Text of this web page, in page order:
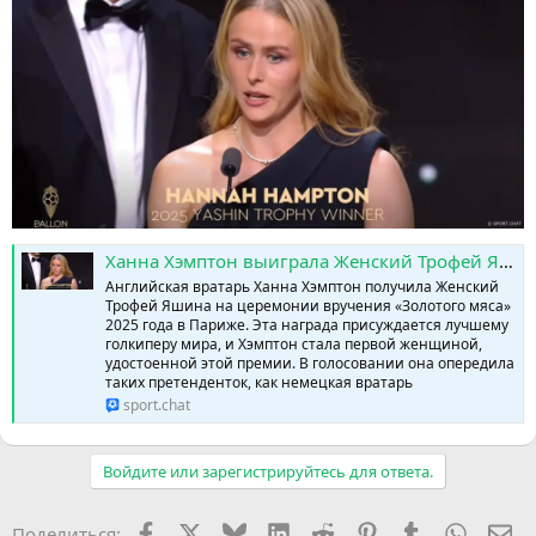
Ханна Хэмптон выиграла Женский Трофей Яшина 2025 года » SPORTCHAT - Новости спорта | Футбол | Онлайн трансляции | Чат | Результаты матчей | Спорт | Прогнозы на спорт
Английская вратарь Ханна Хэмптон получила Женский
Трофей Яшина на церемонии вручения «Золотого мяса»
2025 года в Париже. Эта награда присуждается лучшему
голкиперу мира, и Хэмптон стала первой женщиной,
удостоенной этой премии. В голосовании она опередила
таких претенденток, как немецкая вратарь
sport.chat
Войдите или зарегистрируйтесь для ответа.
FacebookX (Twitter)
BlueskyLinkedIn
Reddit PinterestTumblr